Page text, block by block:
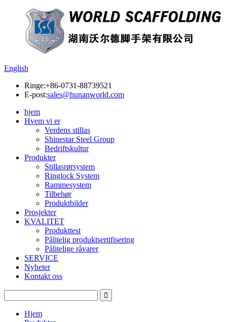
English
Ringe:+86-0731-88739521
E-post:sales@hunanworld.com
hjem
Hvem vi er
Verdens stillas
Shinestar Steel Group
Bedriftskultur
Produkter
Stillasrørsystem
Ringlock System
Rammesystem
Tilbehør
Produktbilder
Prosjekter
KVALITET
Produkttest
Pålitelig produktsertifisering
Pålitelige råvarer
SERVICE
Nyheter
Kontakt oss
Hjem